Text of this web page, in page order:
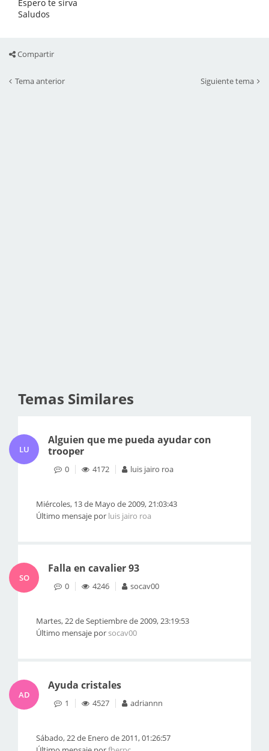
Espero te sirva
Saludos
Compartir
Tema anterior Siguiente tema
Temas Similares
LU
Alguien que me pueda ayudar con
trooper
0 4172 luis jairo roa
Miércoles, 13 de Mayo de 2009, 21:03:43
Último mensaje por luis jairo roa
SO
Falla en cavalier 93
0 4246 socav00
Martes, 22 de Septiembre de 2009, 23:19:53
Último mensaje porsocav00
AD
Ayuda cristales
1 4527 adriannn
Sábado, 22 de Enero de 2011, 01:26:57